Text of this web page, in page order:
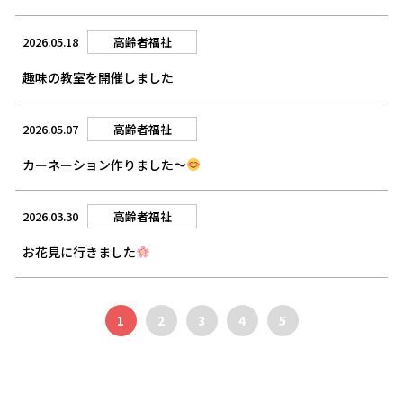
2026.05.18 高齢者福祉
趣味の教室を開催しました
2026.05.07 高齢者福祉
カーネーション作りました～
2026.03.30 高齢者福祉
お花見に行きました
1 2 3 4 5